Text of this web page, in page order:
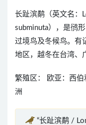
长趾滨鹬（英文名：
subminuta），是鸻
过境鸟及冬候鸟。有
地区，越冬在台湾、
繁殖区： 欧亚：西
洲
“长趾滨鹬 /